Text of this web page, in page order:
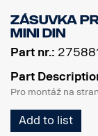
Zásuvka
MINI DIN
Part nr.:
Part
Pro montáž na
Add to list